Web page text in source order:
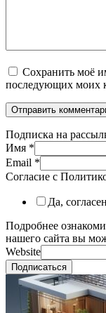
Сохранить моё
последующих моих
Подписка на
Имя *
Email *
Согласие с
Да, согласен
Подробнее
нашего сайта вы
Website
Подписаться